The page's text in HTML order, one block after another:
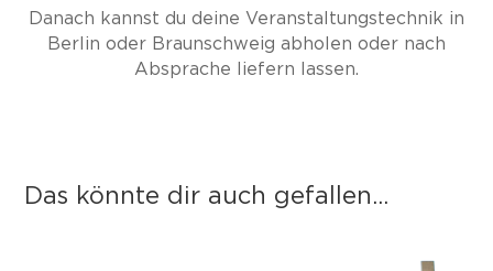
Danach kannst du deine Veranstaltungstechnik in
Berlin oder Braunschweig abholen oder nach
Absprache liefern lassen.
Das könnte dir auch gefallen...